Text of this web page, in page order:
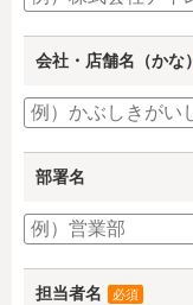
会社・店舗名（かな）
部署名
担当者名 必須